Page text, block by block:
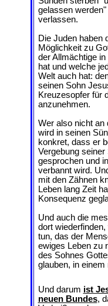
gelassen werden"
verlassen.
Die Juden haben
Möglichkeit zu
der Allmächtige
hat und welche
Welt auch hat:
seinen Sohn
Kreuzesopfer für
anzunehmen.
Wer also nicht an
wird in seinen
konkret, dass er
Vergebung
gesprochen und
verbannt wird.
mit den Zähnen
Leben lang Zeit
Konsequenz
Und auch die
dort
tun, das der
ewiges Leben zu
des Sohnes
glauben, in
Und darum ist
neuen Bundes,